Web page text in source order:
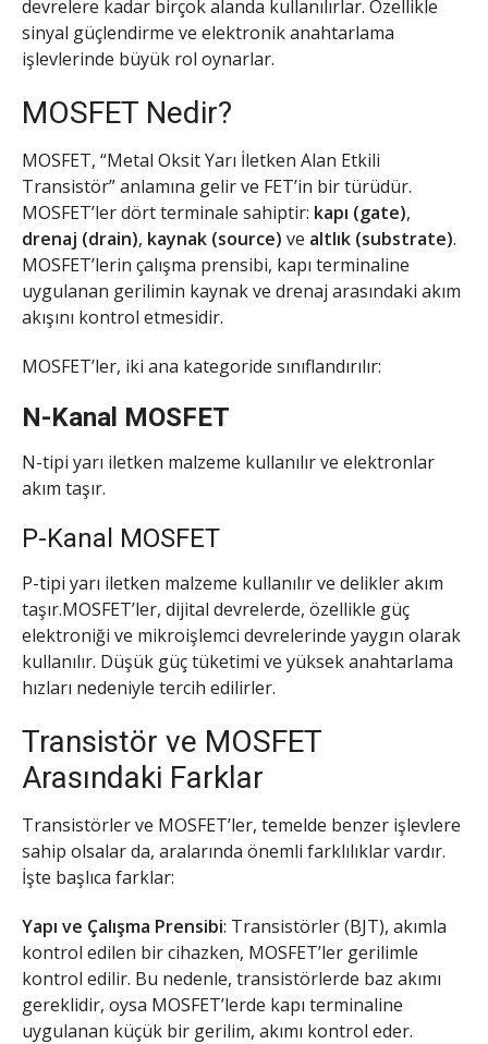
devrelere kadar birçok alanda kullanılırlar. Özellikle
sinyal güçlendirme ve elektronik anahtarlama
işlevlerinde büyük rol oynarlar.
MOSFET Nedir?
MOSFET, “Metal Oksit Yarı İletken Alan Etkili
Transistör” anlamına gelir ve FET’in bir türüdür.
MOSFET’ler dört terminale sahiptir: kapı (gate),
drenaj (drain), kaynak (source) ve altlık (substrate).
MOSFET’lerin çalışma prensibi, kapı terminaline
uygulanan gerilimin kaynak ve drenaj arasındaki akım
akışını kontrol etmesidir.
MOSFET’ler, iki ana kategoride sınıflandırılır:
N-Kanal MOSFET
N-tipi yarı iletken malzeme kullanılır ve elektronlar
akım taşır.
P-Kanal MOSFET
P-tipi yarı iletken malzeme kullanılır ve delikler akım
taşır.MOSFET’ler, dijital devrelerde, özellikle güç
elektroniği ve mikroişlemci devrelerinde yaygın olarak
kullanılır. Düşük güç tüketimi ve yüksek anahtarlama
hızları nedeniyle tercih edilirler.
Transistör ve MOSFET
Arasındaki Farklar
Transistörler ve MOSFET’ler, temelde benzer işlevlere
sahip olsalar da, aralarında önemli farklılıklar vardır.
İşte başlıca farklar:
Yapı ve Çalışma Prensibi: Transistörler (BJT), akımla
kontrol edilen bir cihazken, MOSFET’ler gerilimle
kontrol edilir. Bu nedenle, transistörlerde baz akımı
gereklidir, oysa MOSFET’lerde kapı terminaline
uygulanan küçük bir gerilim, akımı kontrol eder.